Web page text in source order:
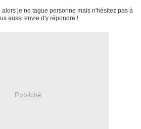
je ne tague personne mais n'hésitez pas à
aussi envie d'y répondre !
Publicité